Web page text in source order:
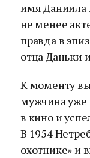
имя Даниила
не менее
правда в
отца Даньки
К моменту
мужчина уже
в кино и
В 1954
охотнике» и